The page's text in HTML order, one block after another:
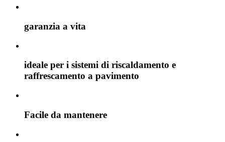
garanzia a vita
ideale per i sistemi di riscaldamento e
raffrescamento a pavimento
Facile da mantenere